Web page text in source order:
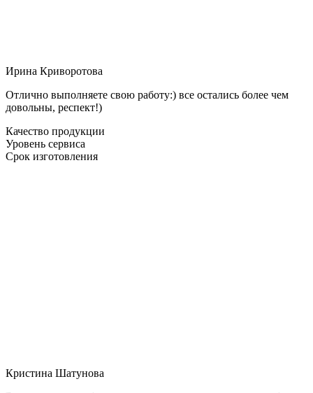
Ирина Криворотова
Отлично выполняете свою работу:) все остались более чем
довольны, респект!)
Качество продукции
Уровень сервиса
Срок изготовления
Кристина Шатунова